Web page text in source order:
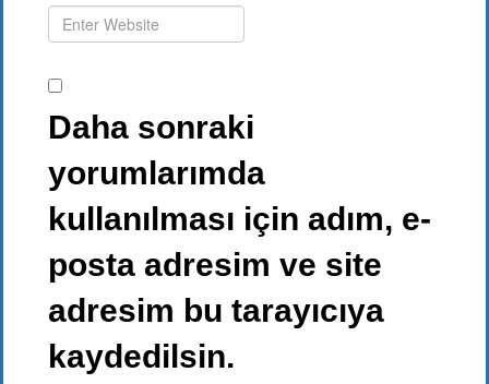
Daha sonraki
yorumlarımda
kullanılması için adım, e-
posta adresim ve site
adresim bu tarayıcıya
kaydedilsin.